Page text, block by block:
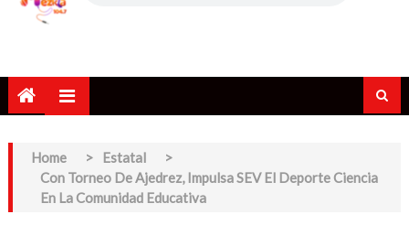
Home > Estatal
>
Con Torneo De Ajedrez, Impulsa SEV El Deporte Ciencia
En La Comunidad Educativa